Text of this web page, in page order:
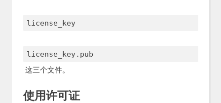
license_key
license_key.pub
这三个文件。
使用许可证